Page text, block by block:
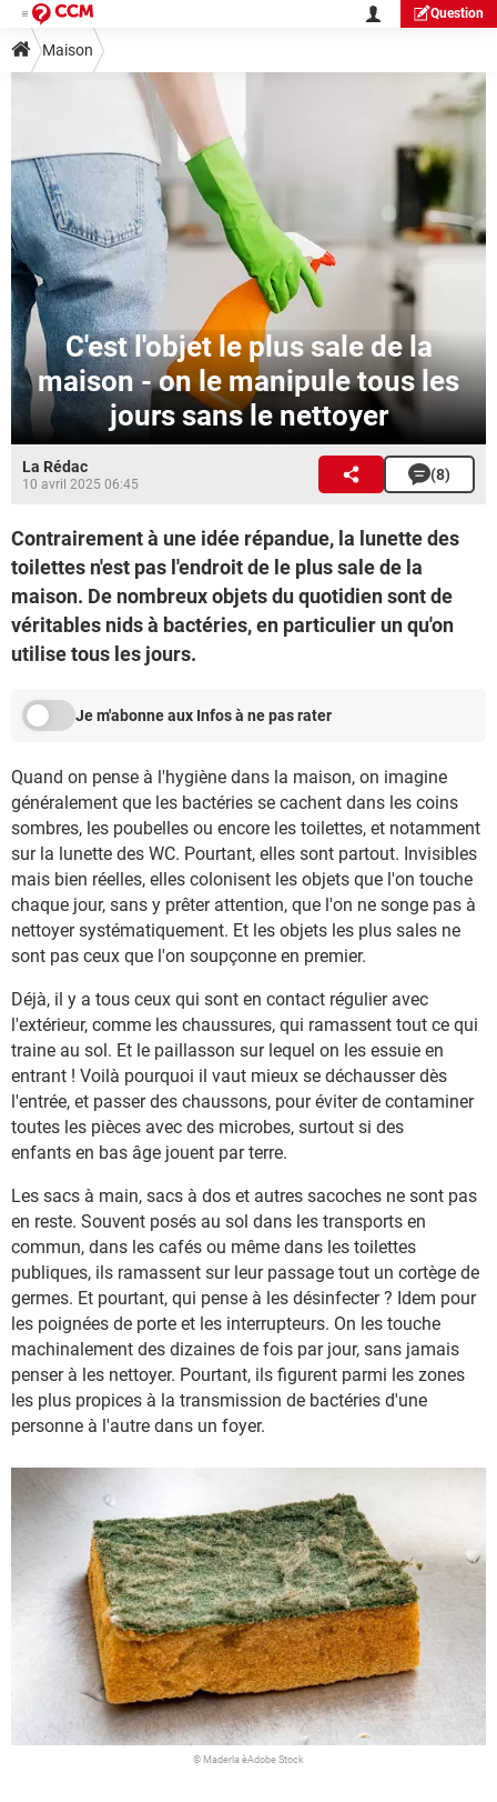
Question
Maison
C'est l'objet le plus sale de la
maison - on le manipule tous les
jours sans le nettoyer
La Rédac
10 avril 2025 06:45
(8)
Contrairement à une idée répandue, la lunette des
toilettes n'est pas l'endroit de le plus sale de la
maison. De nombreux objets du quotidien sont de
véritables nids à bactéries, en particulier un qu'on
utilise tous les jours.
Je m'abonne aux Infos à ne pas rater
Quand on pense à l'hygiène dans la maison, on imagine
généralement que les bactéries se cachent dans les coins
sombres, les poubelles ou encore les toilettes, et notamment
sur la lunette des WC. Pourtant, elles sont partout. Invisibles
mais bien réelles, elles colonisent les objets que l'on touche
chaque jour, sans y prêter attention, que l'on ne songe pas à
nettoyer systématiquement. Et les objets les plus sales ne
sont pas ceux que l'on soupçonne en premier.
Déjà, il y a tous ceux qui sont en contact régulier avec
l'extérieur, comme les chaussures, qui ramassent tout ce qui
traine au sol. Et le paillasson sur lequel on les essuie en
entrant ! Voilà pourquoi il vaut mieux se déchausser dès
l'entrée, et passer des chaussons, pour éviter de contaminer
toutes les pièces avec des microbes, surtout si des
enfants en bas âge jouent par terre.
Les sacs à main, sacs à dos et autres sacoches ne sont pas
en reste. Souvent posés au sol dans les transports en
commun, dans les cafés ou même dans les toilettes
publiques, ils ramassent sur leur passage tout un cortège de
germes. Et pourtant, qui pense à les désinfecter ? Idem pour
les poignées de porte et les interrupteurs. On les touche
machinalement des dizaines de fois par jour, sans jamais
penser à les nettoyer. Pourtant, ils figurent parmi les zones
les plus propices à la transmission de bactéries d'une
personne à l'autre dans un foyer.
© Maderla èAdobe Stock